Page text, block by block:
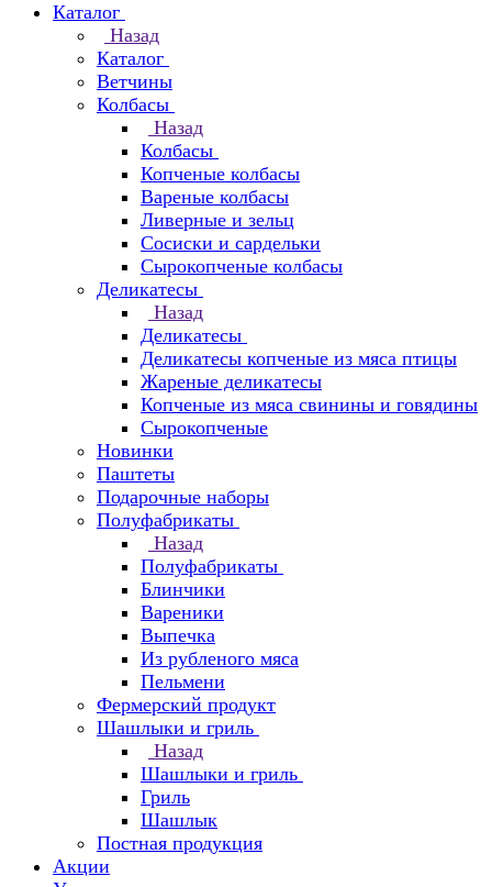
Каталог
Назад
Каталог
Ветчины
Колбасы
Назад
Колбасы
Копченые колбасы
Вареные колбасы
Ливерные и зельц
Сосиски и сардельки
Сырокопченые колбасы
Деликатесы
Назад
Деликатесы
Деликатесы копченые из мяса птицы
Жареные деликатесы
Копченые из мяса свинины и говядины
Сырокопченые
Новинки
Паштеты
Подарочные наборы
Полуфабрикаты
Назад
Полуфабрикаты
Блинчики
Вареники
Выпечка
Из рубленого мяса
Пельмени
Фермерский продукт
Шашлыки и гриль
Назад
Шашлыки и гриль
Гриль
Шашлык
Постная продукция
Акции